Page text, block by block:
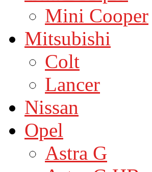
Mini Cooper
Mitsubishi
Colt
Lancer
Nissan
Opel
Astra G